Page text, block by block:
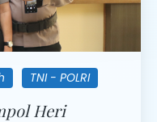
TNI - POLRI
Heri